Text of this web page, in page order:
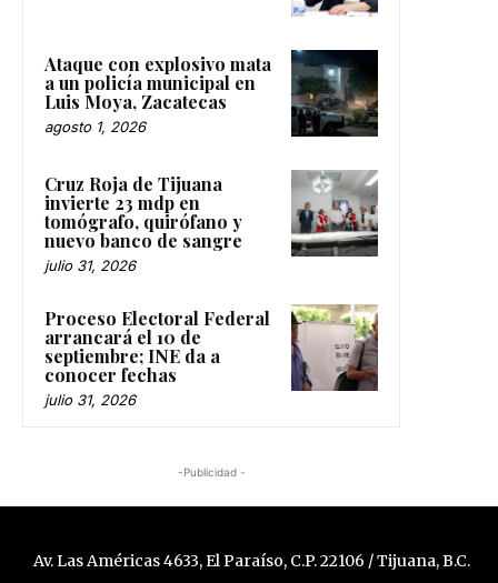
Ataque con explosivo mata
a un policía municipal en
Luis Moya, Zacatecas
agosto 1, 2026
Cruz Roja de Tijuana
invierte 23 mdp en
tomógrafo, quirófano y
nuevo banco de sangre
julio 31, 2026
Proceso Electoral Federal
arrancará el 10 de
septiembre; INE da a
conocer fechas
julio 31, 2026
Av. Las Américas 4633, El Paraíso, C.P. 22106 / Tijuana, B.C.